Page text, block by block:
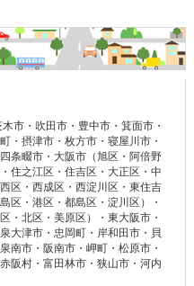
市・吹田市・豊中市・箕面市・
・摂津市・枚方市・寝屋川市・
条畷市・大阪市（旭区・阿倍野
住之江区・住吉区・大正区・中
区・西成区・西淀川区・東住吉
区・港区・都島区・淀川区）・
・北区・美原区）・東大阪市・
大津市・忠岡町・岸和田市・貝
南市・阪南市・岬町・松原市・
阪村・富田林市・狭山市・河内